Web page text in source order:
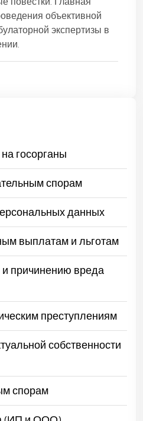
объективной
экспертизы в
госорганы
спорам
данных
выплатам и льготам
причинению вреда
преступлениям
собственности
спорам